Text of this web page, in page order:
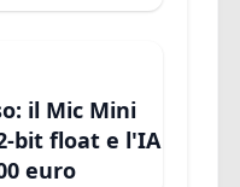
il Mic Mini
bit float e l'IA
euro